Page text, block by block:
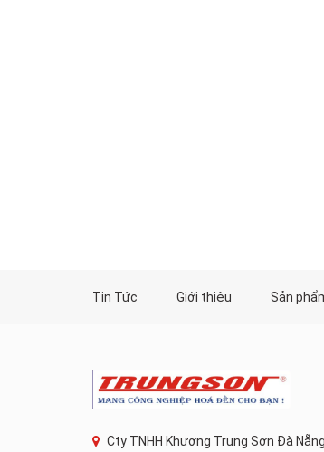
Tin Tức Giới thiệu Sản
Cty TNHH Khương Trung Sơn Đà